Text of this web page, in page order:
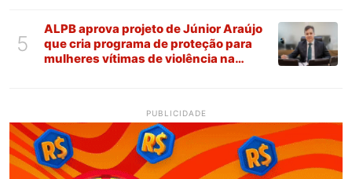
5
ALPB aprova projeto de Júnior Araújo
que cria programa de proteção para
mulheres vítimas de violência na
PUBLICIDADE